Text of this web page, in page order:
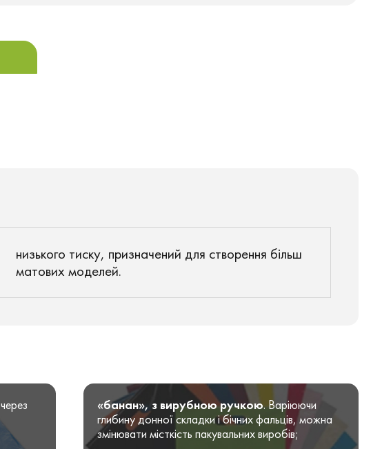
низького тиску, призначений для створення більш
матових моделей.
«банан», з вирубною ручкою. Варіюючи
глибину донної складки і бічних фальців, можна
змінювати місткість пакувальних виробів;